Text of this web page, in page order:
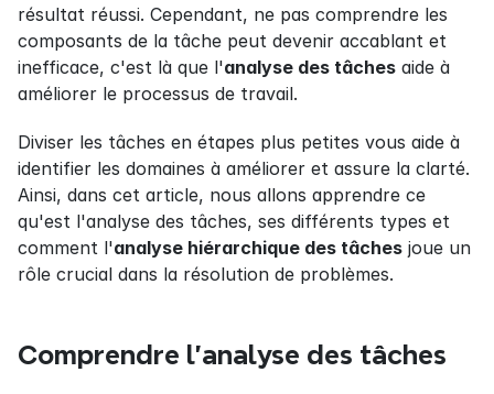
résultat réussi. Cependant, ne pas comprendre les
composants de la tâche peut devenir accablant et
inefficace, c'est là que l'analyse des tâches aide à
améliorer le processus de travail.
Diviser les tâches en étapes plus petites vous aide à
identifier les domaines à améliorer et assure la clarté.
Ainsi, dans cet article, nous allons apprendre ce
qu'est l'analyse des tâches, ses différents types et
comment l'analyse hiérarchique des tâches joue un
rôle crucial dans la résolution de problèmes.
Comprendre l'analyse des tâches